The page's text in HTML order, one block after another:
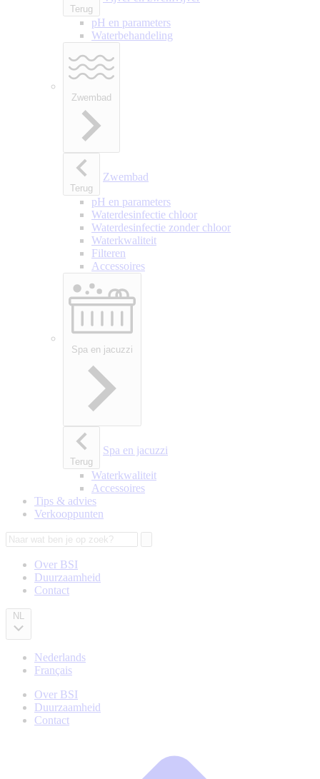
Terug
pH en parameters
Waterbehandeling
Zwembad
Terug
Zwembad
pH en parameters
Waterdesinfectie chloor
Waterdesinfectie zonder chloor
Waterkwaliteit
Filteren
Accessoires
Spa en jacuzzi
Terug
Spa en jacuzzi
Waterkwaliteit
Accessoires
Tips & advies
Verkooppunten
Zoeken
Secondary
navigation
Over BSI
Duurzaamheid
Contact
NL
Nederlands
Français
Secondary
navigation
Over BSI
Duurzaamheid
Contact